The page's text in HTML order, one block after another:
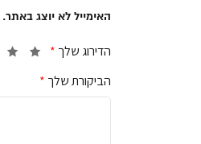
האימייל לא יוצג באתר.
הדירוג שלך *
הביקורת שלך *